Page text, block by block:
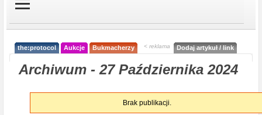
the:protocol Aukcje Bukmacherzy < reklama Dodaj artykuł / link
Archiwum - 27 Października 2024
Brak publikacji.